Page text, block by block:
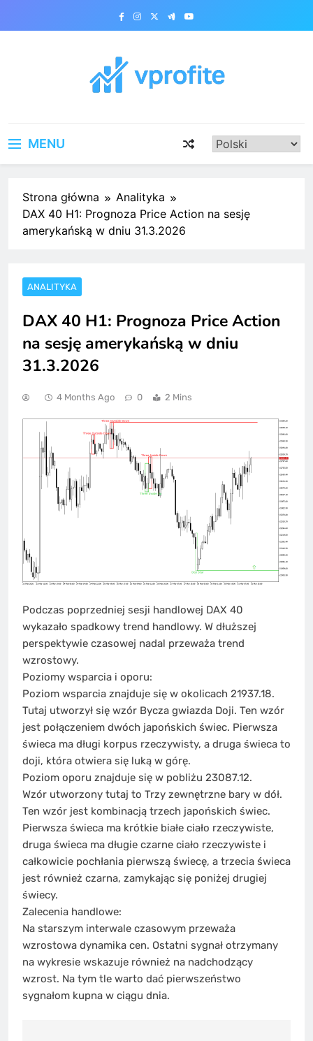
MENU
Strona główna
Analityka
DAX 40 H1: Prognoza Price Action na sesję
amerykańską w dniu 31.3.2026
ANALITYKA
DAX 40 H1: Prognoza Price Action
na sesję amerykańską w dniu
31.3.2026
4 Months Ago 0 2 Mins
Podczas poprzedniej sesji handlowej DAX 40
wykazało spadkowy trend handlowy. W dłuższej
perspektywie czasowej nadal przeważa trend
wzrostowy.
Poziomy wsparcia i oporu:
Poziom wsparcia znajduje się w okolicach 21937.18.
Tutaj utworzył się wzór Bycza gwiazda Doji. Ten wzór
jest połączeniem dwóch japońskich świec. Pierwsza
świeca ma długi korpus rzeczywisty, a druga świeca to
doji, która otwiera się luką w górę.
Poziom oporu znajduje się w pobliżu 23087.12.
Wzór utworzony tutaj to Trzy zewnętrzne bary w dół.
Ten wzór jest kombinacją trzech japońskich świec.
Pierwsza świeca ma krótkie białe ciało rzeczywiste,
druga świeca ma długie czarne ciało rzeczywiste i
całkowicie pochłania pierwszą świecę, a trzecia świeca
jest również czarna, zamykając się poniżej drugiej
świecy.
Zalecenia handlowe:
Na starszym interwale czasowym przeważa
wzrostowa dynamika cen. Ostatni sygnał otrzymany
na wykresie wskazuje również na nadchodzący
wzrost. Na tym tle warto dać pierwszeństwo
sygnałom kupna w ciągu dnia.